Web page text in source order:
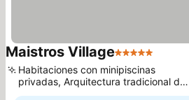
Maistros Village5 Estrellas
Habitaciones con minipiscinas
privadas, Arquitectura tradicional de
la isla